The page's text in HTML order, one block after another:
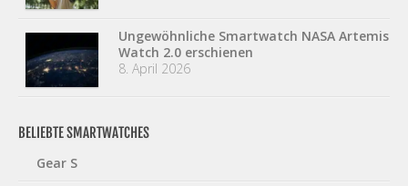
Ungewöhnliche Smartwatch NASA Artemis
Watch 2.0 erschienen
8. April 2026
BELIEBTE SMARTWATCHES
Gear S